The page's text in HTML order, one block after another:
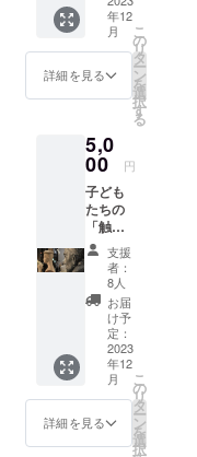
方々への鑑
賞支援を行
術の普及を
社会貢献に
も尽力して
いる。現在
は会員約230
名、会友約
30名で構成
される国内
で最大規模
の彫刻芸術
を専門とす
る美術団
体。
ンクス
メール
・所得
控除に
活用で
収証 ・
日彫会
支援者
証（非
売品・
展覧会
パス）
・本会
活動の
ご案内
（会報
等送
付） ・
本会
Web
ページ
へのお
年12
月
詳細を見る
こ
の
リ
タ
ー
ン
を
選
択
す
る
5,0
00 円
子ども
たちの
「触れ
るアー
ト」の
充実化
に繋げ
ます。
＜リ
ターン
ンクス
メール
・所得
控除に
支援
者：
8人
お届
け予
定：
2023
年12
月
詳細を見る
こ
の
リ
タ
ー
ン
を
選
択